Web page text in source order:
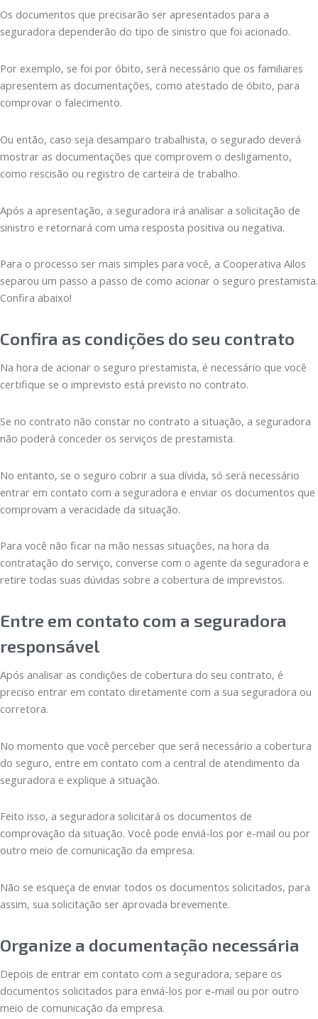
Os documentos que precisarão ser apresentados para a
seguradora dependerão do tipo de sinistro que foi acionado.
Por exemplo, se foi por óbito, será necessário que os familiares
apresentem as documentações, como atestado de óbito, para
comprovar o falecimento.
Ou então, caso seja desamparo trabalhista, o segurado deverá
mostrar as documentações que comprovem o desligamento,
como rescisão ou registro de carteira de trabalho.
Após a apresentação, a seguradora irá analisar a solicitação de
sinistro e retornará com uma resposta positiva ou negativa.
Para o processo ser mais simples para você, a Cooperativa Ailos
separou um passo a passo de como acionar o seguro prestamista.
Confira abaixo!
Confira as condições do seu contrato
Na hora de acionar o seguro prestamista, é necessário que você
certifique se o imprevisto está previsto no contrato.
Se no contrato não constar no contrato a situação, a seguradora
não poderá conceder os serviços de prestamista.
No entanto, se o seguro cobrir a sua dívida, só será necessário
entrar em contato com a seguradora e enviar os documentos que
comprovam a veracidade da situação.
Para você não ficar na mão nessas situações, na hora da
contratação do serviço, converse com o agente da seguradora e
retire todas suas dúvidas sobre a cobertura de imprevistos.
Entre em contato com a seguradora
responsável
Após analisar as condições de cobertura do seu contrato, é
preciso entrar em contato diretamente com a sua seguradora ou
corretora.
No momento que você perceber que será necessário a cobertura
do seguro, entre em contato com a central de atendimento da
seguradora e explique a situação.
Feito isso, a seguradora solicitará os documentos de
comprovação da situação. Você pode enviá-los por e-mail ou por
outro meio de comunicação da empresa.
Não se esqueça de enviar todos os documentos solicitados, para
assim, sua solicitação ser aprovada brevemente.
Organize a documentação necessária
Depois de entrar em contato com a seguradora, separe os
documentos solicitados para enviá-los por e-mail ou por outro
meio de comunicação da empresa.